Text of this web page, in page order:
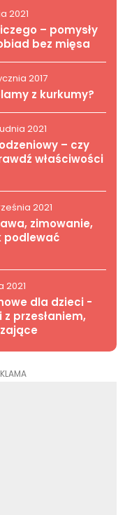
2021
– pomysły
bez mięsa
2017
z kurkumy?
2021
– czy
właściwości
2021
zimowanie,
podlewać
2021
dla dzieci -
przesłaniem,